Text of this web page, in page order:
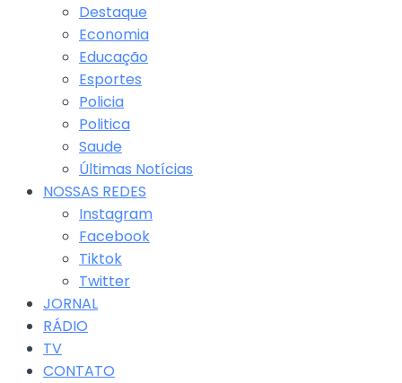
Destaque
Economia
Educação
Esportes
Policia
Politica
Saude
Últimas Notícias
NOSSAS REDES
Instagram
Facebook
Tiktok
Twitter
JORNAL
RÁDIO
TV
CONTATO